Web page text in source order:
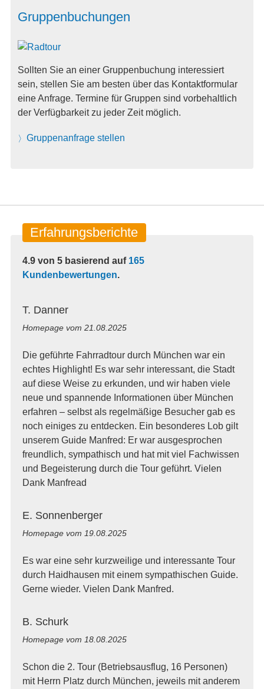
Gruppenbuchungen
Sollten Sie an einer Gruppenbuchung interessiert
sein, stellen Sie am besten über das Kontaktformular
eine Anfrage. Termine für Gruppen sind vorbehaltlich
der Verfügbarkeit zu jeder Zeit möglich.
Gruppenanfrage stellen
Erfahrungsberichte
4.9von 5 basierend auf 165
Kundenbewertungen.
T. Danner
Homepage vom 21.08.2025
Die geführte Fahrradtour durch München war ein
echtes Highlight! Es war sehr interessant, die Stadt
auf diese Weise zu erkunden, und wir haben viele
neue und spannende Informationen über München
erfahren – selbst als regelmäßige Besucher gab es
noch einiges zu entdecken. Ein besonderes Lob gilt
unserem Guide Manfred: Er war ausgesprochen
freundlich, sympathisch und hat mit viel Fachwissen
und Begeisterung durch die Tour geführt. Vielen
Dank Manfread
E. Sonnenberger
Homepage vom 19.08.2025
Es war eine sehr kurzweilige und interessante Tour
durch Haidhausen mit einem sympathischen Guide.
Gerne wieder. Vielen Dank Manfred.
B. Schurk
Homepage vom 18.08.2025
Schon die 2. Tour (Betriebsausflug, 16 Personen)
mit Herrn Platz durch München, jeweils mit anderem